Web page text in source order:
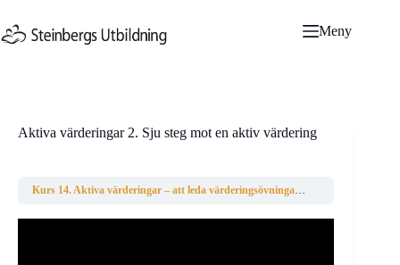
till
innehåll
Meny
Aktiva värderingar 2. Sju steg mot en aktiv värdering
Kurs 14. Aktiva värderingar – att leda värderingsövningar